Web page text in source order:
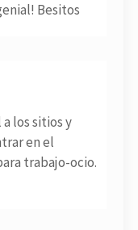
Besitos
los sitios y
en el
trabajo-ocio.